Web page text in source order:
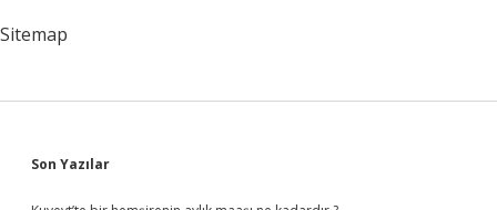
Sitemap
Sidebar
Son Yazılar